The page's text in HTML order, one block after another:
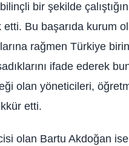
bir şekilde
Bu başarıda kurum
rağmen Türkiye
ifade ederek
olan yöneticileri,
etti.
olan Bartu Akdoğan